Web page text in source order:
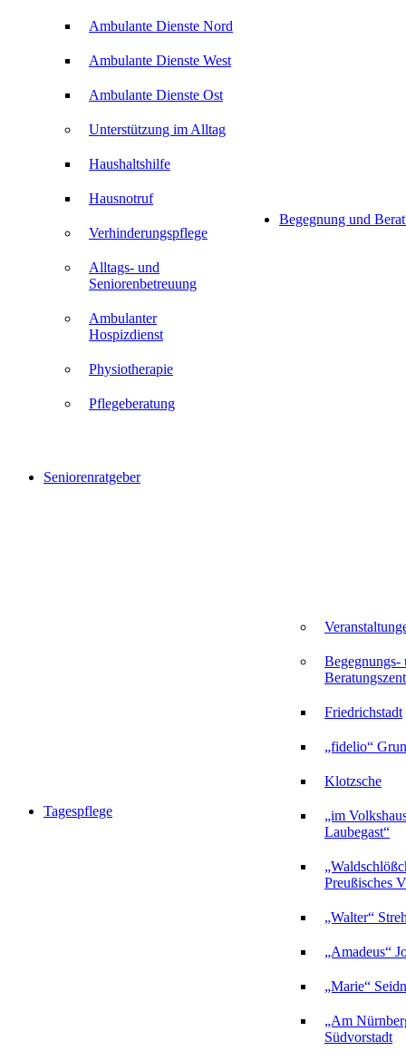
Seniorenratgeber
Ambulante Dienste Nord
Ambulante Dienste West
Ambulante Dienste Ost
Unterstützung im Alltag
Haushaltshilfe
Hausnotruf
Verhinderungspflege
Alltags- und
Seniorenbetreuung
Ambulanter
Hospizdienst
Physiotherapie
Pflegeberatung
Tagespflege
Begegnung und
Begegnungs-
Friedrichstadt
„fidelio“
Klotzsche
„im
Laubegast“
Preußisches
„Walter“
„Amadeus“
„Marie“
„Am
Südvorstadt